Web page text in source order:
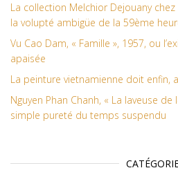
La collection Melchior Dejouany chez
la volupté ambigüe de la 59ème
Vu Cao Dam, « Famille », 1957, ou
apaisée
La peinture vietnamienne doit enfin,
Nguyen Phan Chanh, « La laveuse de
simple pureté du temps suspendu